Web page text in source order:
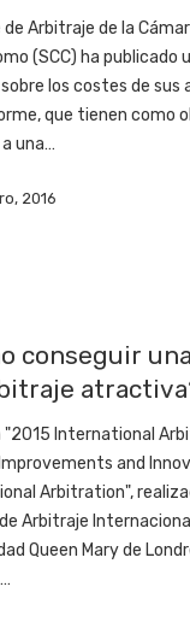
de Arbitraje de la
(SCC) ha publicado
los costes de sus
que tienen como
una…
2016
conseguir
"2015 International
and
Arbitration",
Arbitraje
Queen Mary de